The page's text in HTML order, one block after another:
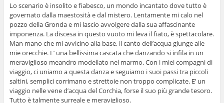
Lo scenario è insolito e fiabesco, un mondo incantato dove tutto è
governato dalla maestosità e dal mistero. Lentamente mi calo nel
pozzo della Gronda e mi lascio avvolgere dalla sua affascinante
imponenza. La discesa in questo vuoto mi leva il fiato, è spettacolare.
Man mano che mi avvicino alla base, il canto dell’acqua giunge alle
mie orecchie. E’ una bellissima cascata che danzando si infila in un
meraviglioso meandro modellato nel marmo. Con i miei compagni di
viaggio, ci uniamo a questa danza e seguiamo i suoi passi tra piccoli
saltini, semplici corrimano e strettoie non troppo complicate. E’ un
viaggio nelle vene d’acqua del Corchia, forse il suo più grande tesoro.
Tutto è talmente surreale e meraviglioso.